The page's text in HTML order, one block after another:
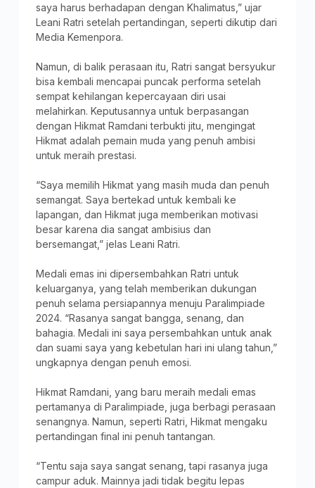
saya harus berhadapan dengan Khalimatus,” ujar
Leani Ratri setelah pertandingan, seperti dikutip dari
Media Kemenpora.
Namun, di balik perasaan itu, Ratri sangat bersyukur
bisa kembali mencapai puncak performa setelah
sempat kehilangan kepercayaan diri usai
melahirkan. Keputusannya untuk berpasangan
dengan Hikmat Ramdani terbukti jitu, mengingat
Hikmat adalah pemain muda yang penuh ambisi
untuk meraih prestasi.
“Saya memilih Hikmat yang masih muda dan penuh
semangat. Saya bertekad untuk kembali ke
lapangan, dan Hikmat juga memberikan motivasi
besar karena dia sangat ambisius dan
bersemangat,” jelas Leani Ratri.
Medali emas ini dipersembahkan Ratri untuk
keluarganya, yang telah memberikan dukungan
penuh selama persiapannya menuju Paralimpiade
2024. “Rasanya sangat bangga, senang, dan
bahagia. Medali ini saya persembahkan untuk anak
dan suami saya yang kebetulan hari ini ulang tahun,”
ungkapnya dengan penuh emosi.
Hikmat Ramdani, yang baru meraih medali emas
pertamanya di Paralimpiade, juga berbagi perasaan
senangnya. Namun, seperti Ratri, Hikmat mengaku
pertandingan final ini penuh tantangan.
“Tentu saja saya sangat senang, tapi rasanya juga
campur aduk. Mainnya jadi tidak begitu lepas